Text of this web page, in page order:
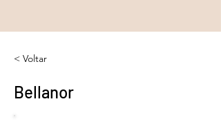
< Voltar
Bellanor